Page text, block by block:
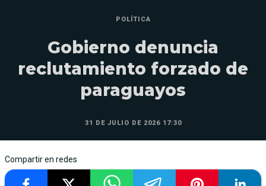
POLÍTICA
Gobierno denuncia
reclutamiento forzado de
paraguayos
31 DE JULIO DE 2026 17:30
Compartir en redes